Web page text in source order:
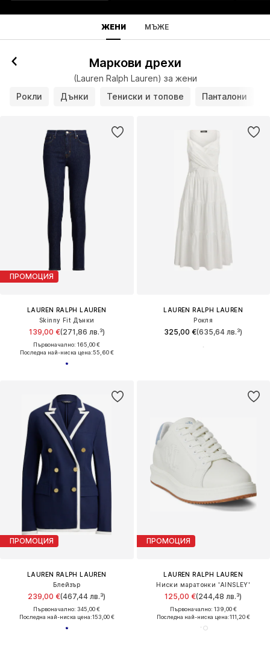
ЖЕНИ МЪЖЕ
Маркови дрехи
(Lauren Ralph Lauren) за жени
Рокли
Дънки Тениски и топове Панталони
ПРОМОЦИЯ
LAUREN RALPH LAUREN
Skinny Fit Дънки
139,00 €(271,86 лв.³)
Първоначално: 165,00 €
Последна най-ниска цена:55,60 €
LAUREN RALPH LAUREN
Рокля
325,00 €(635,64 лв.³)
ПРОМОЦИЯ
LAUREN RALPH LAUREN
Блейзър
239,00 €(467,44 лв.³)
Първоначално: 345,00 €
Последна най-ниска цена:153,00 €
ПРОМОЦИЯ
LAUREN RALPH LAUREN
Ниски маратонки 'AINSLEY'
125,00 €(244,48 лв.³)
Първоначално: 139,00 €
Последна най-ниска цена:111,20 €